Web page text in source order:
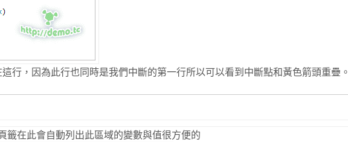
行，因為此行也同時是我們中斷的第一行所以可以看到中斷點和黃色箭頭重疊。
籤在此會自動列出此區域的變數與值很方便的